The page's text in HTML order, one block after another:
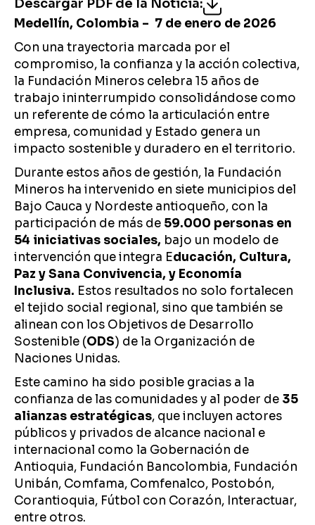
Descargar PDF de la Noticia:
Medellín, Colombia – 7 de enero de 2026
Con una trayectoria marcada por el
compromiso, la confianza y la acción colectiva,
la Fundación Mineros celebra 15 años de
trabajo ininterrumpido consolidándose como
un referente de cómo la articulación entre
empresa, comunidad y Estado genera un
impacto sostenible y duradero en el territorio.
Durante estos años de gestión, la Fundación
Mineros ha intervenido en siete municipios del
Bajo Cauca y Nordeste antioqueño, con la
participación de más de 59.000 personas en
54 iniciativas sociales, bajo un modelo de
intervención que integra Educación, Cultura,
Paz y Sana Convivencia, y Economía
Inclusiva. Estos resultados no solo fortalecen
el tejido social regional, sino que también se
alinean con los Objetivos de Desarrollo
Sostenible (ODS) de la Organización de
Naciones Unidas.
Este camino ha sido posible gracias a la
confianza de las comunidades y al poder de 35
alianzas estratégicas, que incluyen actores
públicos y privados de alcance nacional e
internacional como la Gobernación de
Antioquia, Fundación Bancolombia, Fundación
Unibán, Comfama, Comfenalco, Postobón,
Corantioquia, Fútbol con Corazón, Interactuar,
entre otros.